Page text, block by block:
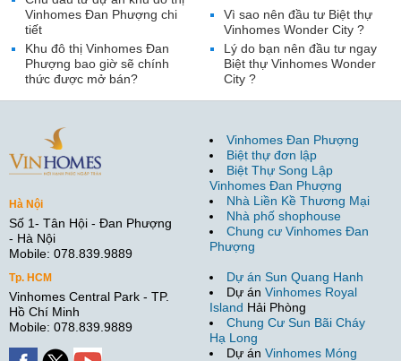
Vì sao nên đầu tư Biệt thự
Vinhomes Wonder City ?
Lý do bạn nên đầu tư ngay
Biệt thự Vinhomes Wonder
City ?
Vinhomes Đan Phượng chi
tiết
Khu đô thị Vinhomes Đan
Phượng bao giờ sẽ chính
thức được mở bán?
Hà Nội
Số 1- Tân Hội - Đan Phượng
- Hà Nội
Mobile: 078.839.9889
Tp. HCM
Vinhomes Central Park - TP.
Hồ Chí Minh
Mobile: 078.839.9889
Vinhomes Đan Phượng
Biệt thự đơn lập
Biệt Thự Song Lập
Vinhomes Đan Phượng
Nhà Liền Kề Thương Mại
Nhà phố shophouse
Chung cư Vinhomes Đan
Phượng
Dự án Sun Quang Hanh
Dự án Vinhomes Royal
Island Hải Phòng
Chung Cư Sun Bãi Cháy
Hạ Long
Dự án Vinhomes Móng